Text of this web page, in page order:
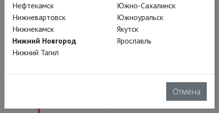
священный город.
В третьем всё печально:
по прошествии
семнадцати лет Эхнатон
Нефтекамск
Нижневартовск
Нижнекамск
Нижний Новгород
Нижний Тагил
Южно-Сахалинск
Южноуральск
Якутск
Ярославль
Отмена